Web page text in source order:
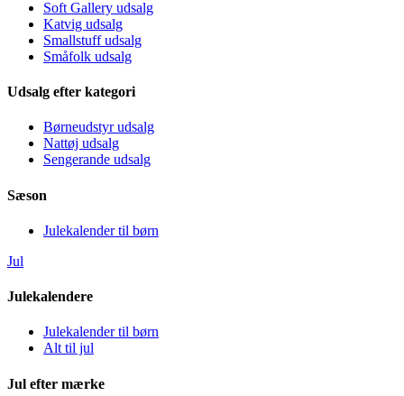
Soft Gallery udsalg
Katvig udsalg
Smallstuff udsalg
Småfolk udsalg
Udsalg efter kategori
Børneudstyr udsalg
Nattøj udsalg
Sengerande udsalg
Sæson
Julekalender til børn
Jul
Julekalendere
Julekalender til børn
Alt til jul
Jul efter mærke